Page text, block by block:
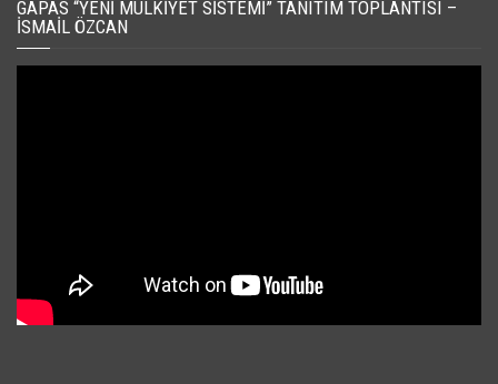
GAPAS “YENI MÜLKIYET SISTEMI” TANITIM TOPLANTISI –
İSMAIL ÖZCAN